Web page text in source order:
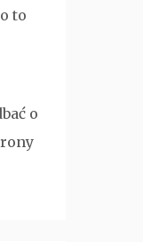
to
o